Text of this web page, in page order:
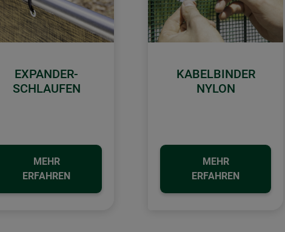
EXPANDER-
SCHLAUFEN
MEHR
ERFAHREN
KABELBINDER
NYLON
MEHR
ERFAHREN